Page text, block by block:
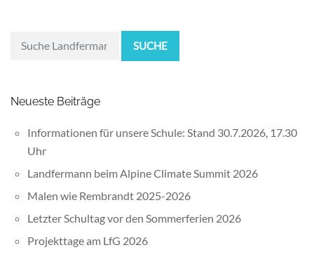
SUCHE
Neueste Beiträge
Informationen für unsere Schule: Stand 30.7.2026, 17.30
Uhr
Landfermann beim Alpine Climate Summit 2026
Malen wie Rembrandt 2025-2026
Letzter Schultag vor den Sommerferien 2026
Projekttage am LfG 2026